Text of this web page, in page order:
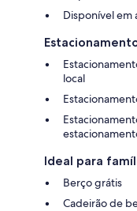
Disponível em
local
Ideal para
Berço grátis
Cadeirão de